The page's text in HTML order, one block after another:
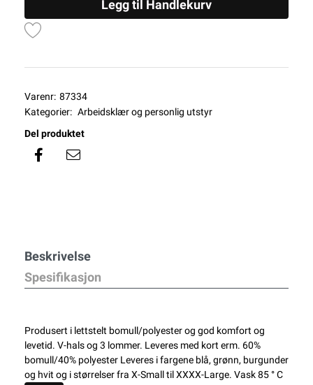
Legg til Handlekurv
Varenr: 87334
Kategorier: Arbeidsklær og personlig utstyr
Del produktet
Beskrivelse
Spesifikasjon
Produsert i lettstelt bomull/polyester og god komfort og
levetid. V-hals og 3 lommer. Leveres med kort erm. 60%
bomull/40% polyester Leveres i fargene blå, grønn, burgunder
og hvit og i størrelser fra X-Small til XXXX-Large. Vask 85 ° C